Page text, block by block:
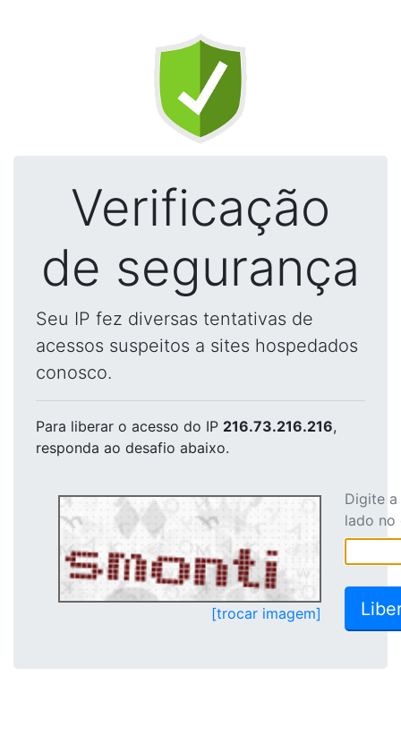
Verificação
de segurança
Seu IP fez diversas tentativas de
acessos suspeitos a sites hospedados
conosco.
Para liberar o acesso do IP 216.73.216.216,
responda ao desafio abaixo.
[trocar imagem]
Digite
lado no